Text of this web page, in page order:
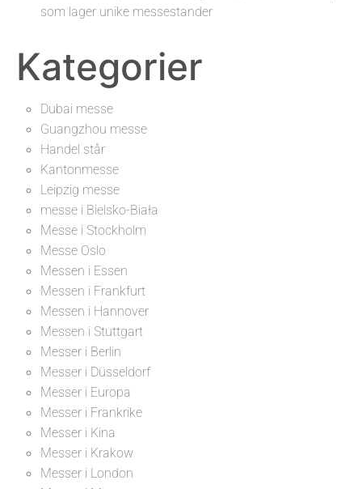
som lager unike messestander
Kategorier
Dubai messe
Guangzhou messe
Handel står
Kantonmesse
Leipzig messe
messe i Bielsko-Biała
Messe i Stockholm
Messe Oslo
Messen i Essen
Messen i Frankfurt
Messen i Hannover
Messen i Stuttgart
Messer i Berlin
Messer i Düsseldorf
Messer i Europa
Messer i Frankrike
Messer i Kina
Messer i Krakow
Messer i London